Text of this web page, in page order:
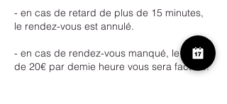
- en cas de retard de plus de 15 minutes,
le rendez-vous est annulé.
- en cas de rendez-vous manqué, le forfait
de 20€ par demie heure vous sera facturé.